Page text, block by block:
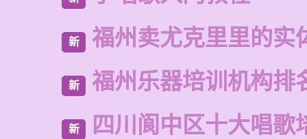
新 福州卖尤克里里的实
新 福州乐器培训机构排
新 四川阆中区十大唱歌